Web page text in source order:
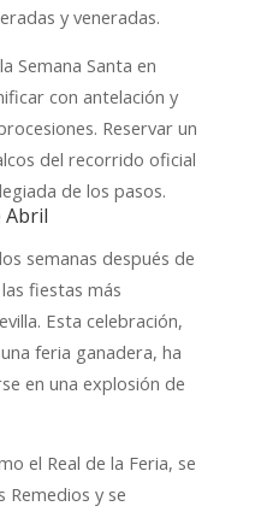
y veneradas.
Semana Santa en
con antelación y
Reservar un
del recorrido oficial
de los pasos.
Abril
semanas después de
fiestas más
Esta celebración,
feria ganadera, ha
en una explosión de
el Real de la Feria, se
Remedios y se